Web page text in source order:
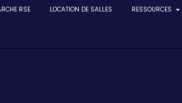
RSE LOCATION DE SALLES RESSOURCES